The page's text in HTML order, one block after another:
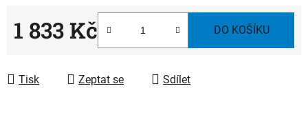
1 833 Kč DO KOŠÍKU
Tisk Zeptat se Sdílet